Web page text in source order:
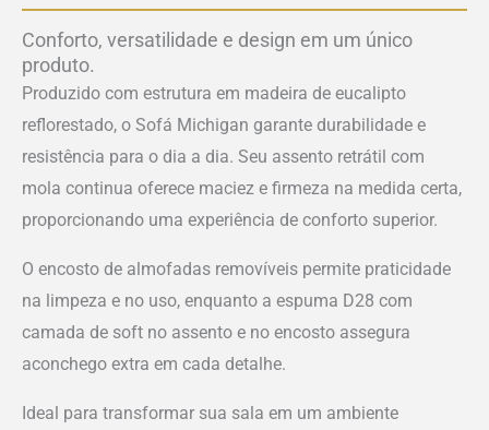
Conforto, versatilidade e design em um único
produto.
Produzido com estrutura em madeira de eucalipto
reflorestado, o Sofá Michigan garante durabilidade e
resistência para o dia a dia. Seu assento retrátil com
mola continua oferece maciez e firmeza na medida certa,
proporcionando uma experiência de conforto superior.
O encosto de almofadas removíveis permite praticidade
na limpeza e no uso, enquanto a espuma D28 com
camada de soft no assento e no encosto assegura
aconchego extra em cada detalhe.
Ideal para transformar sua sala em um ambiente